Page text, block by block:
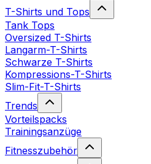
T-Shirts und Tops
Tank Tops
Oversized T-Shirts
Langarm-T-Shirts
Schwarze T-Shirts
Kompressions-T-Shirts
Slim-Fit-T-Shirts
Trends
Vorteilspacks
Trainingsanzüge
Fitnesszubehör